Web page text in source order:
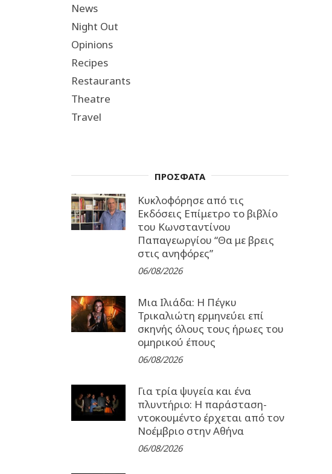
News
Night Out
Opinions
Recipes
Restaurants
Theatre
Travel
ΠΡΟΣΦΑΤΑ
Κυκλοφόρησε από τις
Εκδόσεις Επίμετρο το βιβλίο
του Κωνσταντίνου
Παπαγεωργίου “Θα με βρεις
στις ανηφόρες”
06/08/2026
Μια Ιλιάδα: H Πέγκυ
Τρικαλιώτη ερμηνεύει επί
σκηνής όλους τους ήρωες του
ομηρικού έπους
06/08/2026
Για τρία ψυγεία και ένα
πλυντήριο: Η παράσταση-
ντοκουμέντο έρχεται από τον
Νοέμβριο στην Αθήνα
06/08/2026